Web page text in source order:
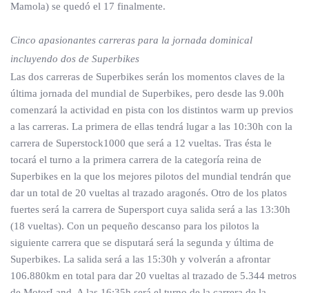
Mamola) se quedó el 17 finalmente.
Cinco apasionantes carreras para la jornada dominical
incluyendo dos de Superbikes
Las dos carreras de Superbikes serán los momentos claves de la
última jornada del mundial de Superbikes, pero desde las 9.00h
comenzará la actividad en pista con los distintos warm up previos
a las carreras. La primera de ellas tendrá lugar a las 10:30h con la
carrera de Superstock1000 que será a 12 vueltas. Tras ésta le
tocará el turno a la primera carrera de la categoría reina de
Superbikes en la que los mejores pilotos del mundial tendrán que
dar un total de 20 vueltas al trazado aragonés. Otro de los platos
fuertes será la carrera de Supersport cuya salida será a las 13:30h
(18 vueltas). Con un pequeño descanso para los pilotos la
siguiente carrera que se disputará será la segunda y última de
Superbikes. La salida será a las 15:30h y volverán a afrontar
106.880km en total para dar 20 vueltas al trazado de 5.344 metros